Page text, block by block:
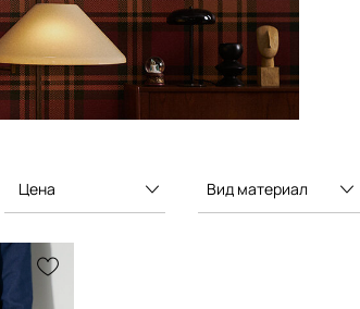
Цена Вид материал